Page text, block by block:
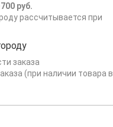
руб.
рассчитывается при
заказа
(при наличии товара в